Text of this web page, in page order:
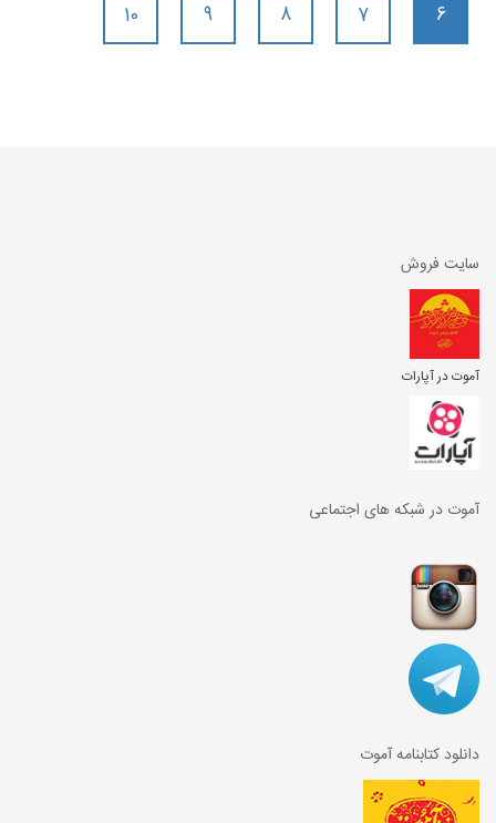
6
7
8
9
10
سایت فروش
آموت در آپارات
آموت در شبکه های اجتماعی
دانلود کتابنامه آموت